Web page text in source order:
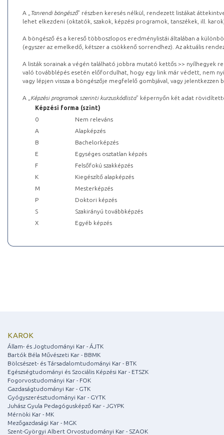
A „ Tanrendi böngésző” részben keresés nélkül, rendezett listákat
lehet elkezdeni (oktatók, szakok, képzési programok, tanszékek, ill.
A böngésző és a kereső többoszlopos eredménylistái általában a
(egyszer az emelkedő, kétszer a csökkenő sorrendhez). Az aktuális
A listák sorainak a végén található jobbra mutató kettős >> nyílhegyek
való továbblépés esetén előfordulhat, hogy egy link már védett, nem
vagy lépjen vissza a böngészője megfelelő gombjával, vagy
A „ Képzési programok szerinti kurzuskódlista” képernyőn két adat
Képzési forma (szint)
0
Nem releváns
A
Alapképzés
B
Bachelorképzés
E
Egységes osztatlan képzés
F
Felsőfokú szakképzés
K
Kiegészítő alapképzés
M
Mesterképzés
P
Doktori képzés
S
Szakirányú továbbképzés
X
Egyéb képzés
KAROK
Állam- és Jogtudományi Kar - ÁJTK
Bartók Béla Művészeti Kar - BBMK
Bölcsészet- és Társadalomtudományi Kar - BTK
Egészségtudományi és Szociális Képzési Kar - ETSZK
Fogorvostudományi Kar - FOK
Gazdaságtudományi Kar - GTK
Gyógyszerésztudományi Kar - GYTK
Juhász Gyula Pedagógusképző Kar - JGYPK
Mérnöki Kar - MK
Mezőgazdasági Kar - MGK
Szent-Györgyi Albert Orvostudományi Kar - SZAOK